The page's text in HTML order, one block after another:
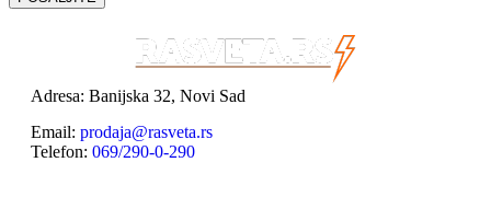
Adresa: Banijska 32, Novi Sad
Email: prodaja@rasveta.rs
Telefon: 069/290-0-290